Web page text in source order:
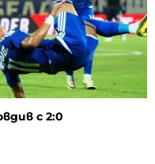
с 2:0